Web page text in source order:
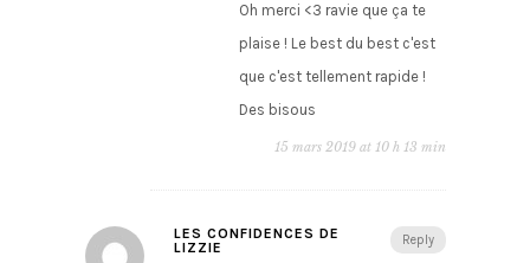
Oh merci <3 ravie que ça te
plaise ! Le best du best c'est
que c'est tellement rapide !
Des bisous
15 mars 2019 at 10 h 13 min
Reply
LES CONFIDENCES DE
LIZZIE